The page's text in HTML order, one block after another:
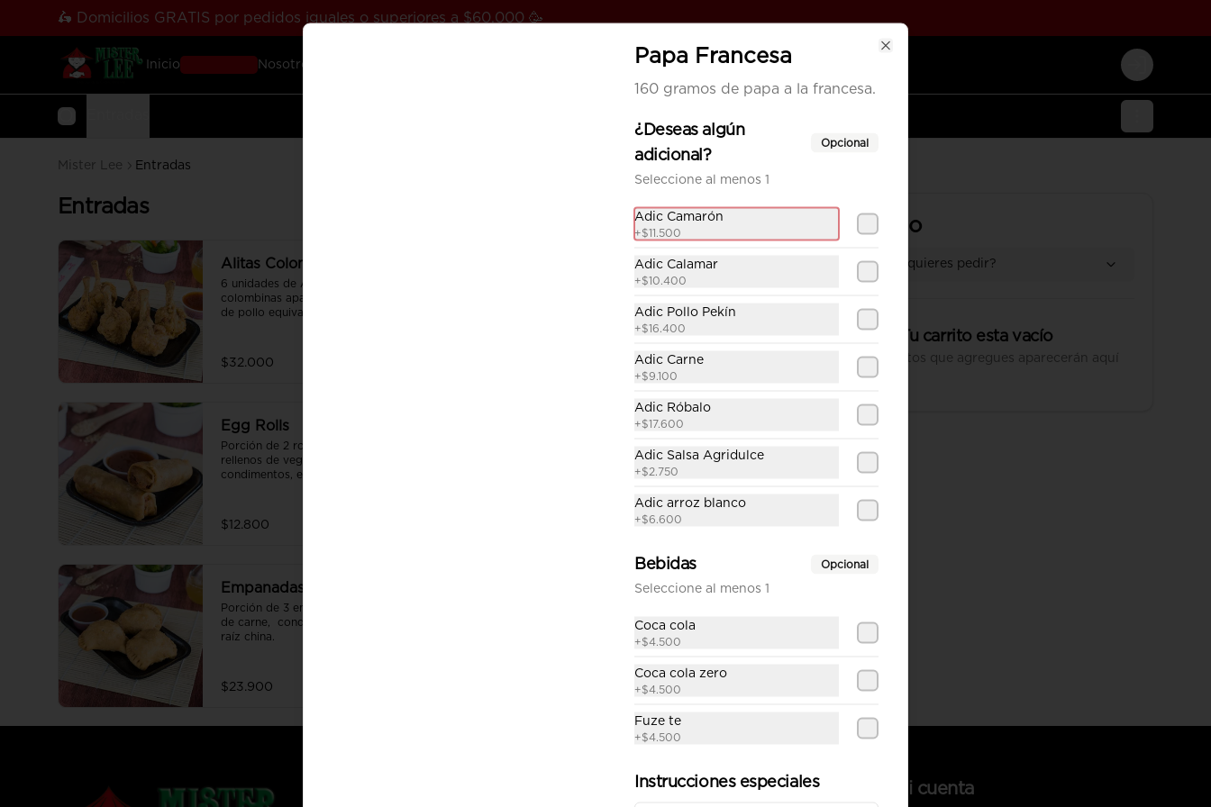
🛵 Domicilios GRATIS por pedidos iguales o superiores a $60.000 🥳
Inicio Nosotros
Login
Mister Lee Entradas
Entradas
Alitas Colombinas
6 unidades de Alitas de pollo
colombinas apanadas (una Alita
de pollo equivale a una
$32.000
Egg Roll unidad
Unidad de  rollo frito  relleno de
envuelto en una fina masa
crujiente y servido con  salsa
$6.900
Egg Rolls
Porción de 2 rollos fritos
rellenos de vegetales y
condimentos, envuelto en una
$12.800
Empanada unidad
carne,  condimento asiático y
raíz china.
Empanadas Chinas
Porción de 3 empanadas rellenas
de carne,  condimento asiático y
raíz china.
$23.900
Papa Francesa
francesa.
$11.400
Tu Carrito
¿Dónde quieres pedir?
Tu carrito esta vacío
Los productos que agregues aparecerán aquí
Redes sociales Mi cuenta
Papa Francesa
160 gramos de papa a la francesa.
¿Deseas algún
adicional?
Opcional
Seleccione al menos 1
Adic Camarón
+$11.500
Adic Calamar
+$10.400
Adic Pollo Pekín
+$16.400
Adic Carne
+$9.100
Adic Róbalo
+$17.600
Adic Salsa Agridulce
+$2.750
Adic arroz blanco
+$6.600
Bebidas Opcional
Seleccione al menos 1
Coca cola
+$4.500
Coca cola zero
+$4.500
Fuze te
+$4.500
Instrucciones especiales